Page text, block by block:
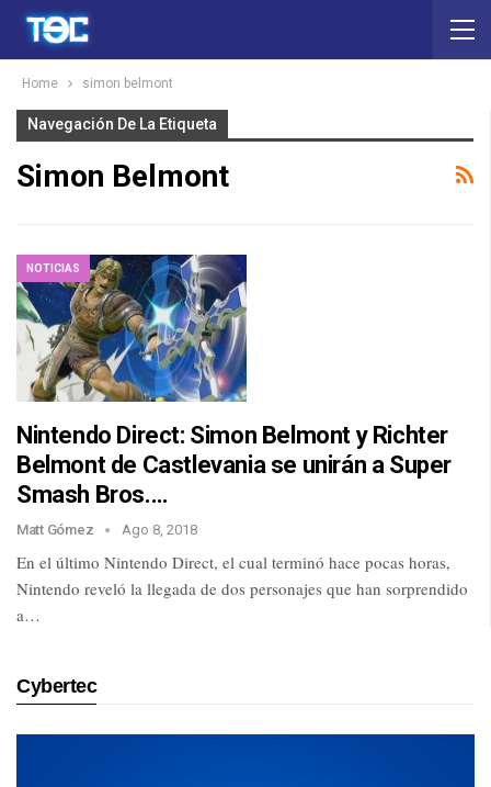
Home simon belmont
Navegación De La Etiqueta
Simon Belmont
NOTICIAS
Nintendo Direct: Simon Belmont y Richter
Belmont de Castlevania se unirán a Super
Smash Bros.…
Matt Gómez Ago 8, 2018
En el último Nintendo Direct, el cual terminó hace pocas horas,
Nintendo reveló la llegada de dos personajes que han sorprendido
a…
Cybertec